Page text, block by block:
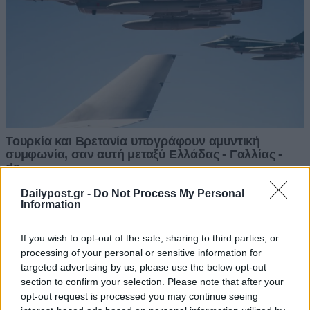
Dailypost.gr - Do Not Process My Personal
Information
If you wish to opt-out of the sale, sharing to third parties, or
processing of your personal or sensitive information for
targeted advertising by us, please use the below opt-out
section to confirm your selection. Please note that after your
opt-out request is processed you may continue seeing